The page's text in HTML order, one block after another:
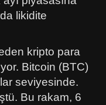
likidite
kripto para
Bitcoin (BTC)
seviyesinde.
Bu rakam, 6